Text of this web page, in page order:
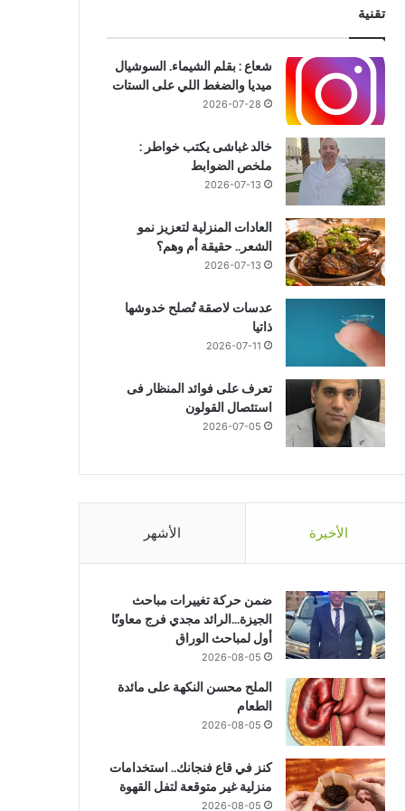
تقنية
شعاع : بقلم الشيماء. السوشيال
ميديا والضغط اللي على الستات
2026-07-28
خالد غباشى يكتب خواطر :
ملخص الضوابط
2026-07-13
العادات المنزلية لتعزيز نمو
الشعر.. حقيقة أم وهم؟
2026-07-13
عدسات لاصقة تُصلح خدوشها
ذاتيا
2026-07-11
تعرف على فوائد المنظار فى
استئصال القولون
2026-07-05
الأخيرة الأشهر
ضمن حركة تغييرات مباحث
الجيزة…الرائد مجدي فرج معاونًا
أول لمباحث الوراق
2026-08-05
الملح محسن النكهة على مائدة
الطعام
2026-08-05
كنز في قاع فنجانك.. استخدامات
منزلية غير متوقعة لتفل القهوة
2026-08-05